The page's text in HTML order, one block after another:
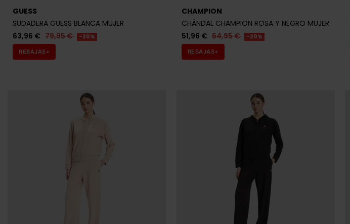
GUESS
SUDADERA GUESS BLANCA MUJER
63,96 € 79,95 € -20%
REBAJAS+
CHAMPION
CHÁNDAL CHAMPION ROSA Y NEGRO MUJER
51,96 € 64,95 € -20%
REBAJAS+